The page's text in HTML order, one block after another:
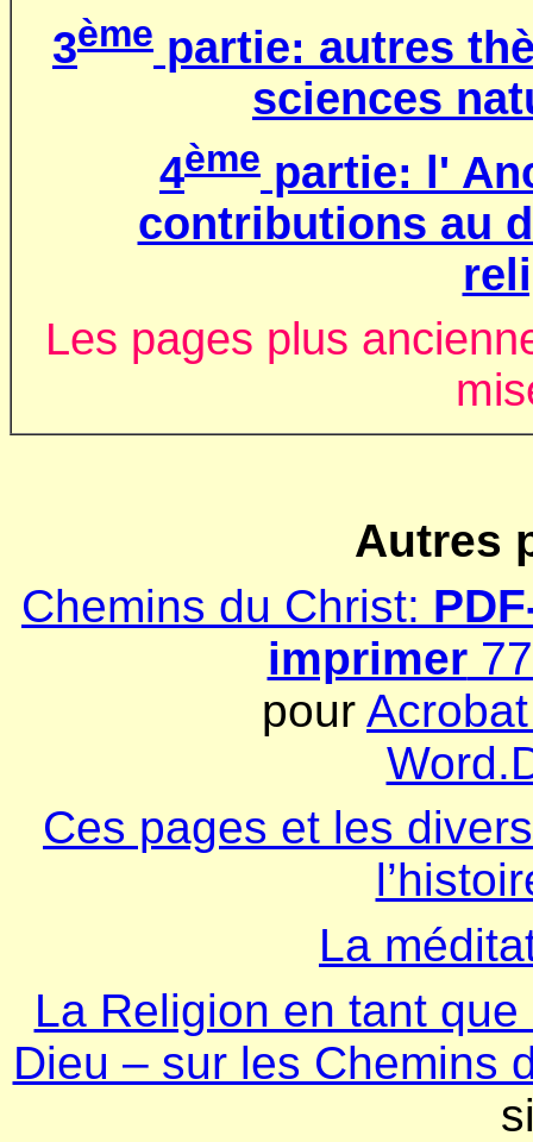
3ème partie: autres
sciences
4ème partie:
l'
contributions au
Les pages plus
Autres
Chemins du Christ:
imprimer
pour
Ces pages et les
La
La Religion en tant
Dieu – sur les Chemins